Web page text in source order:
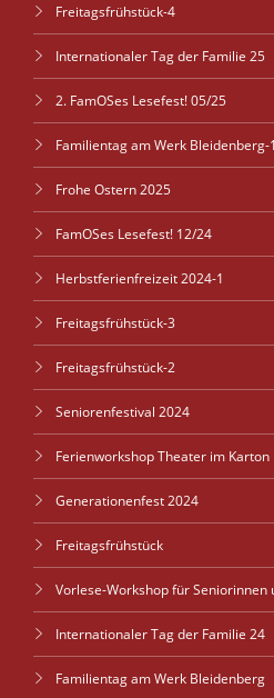
Freitagsfrühstück-4
Internationaler Tag der Familie 25
2. FamOSes Lesefest! 05/25
Familientag am Werk Bleidenberg-
Frohe Ostern 2025
FamOSes Lesefest! 12/24
Herbstferienfreizeit 2024-1
Freitagsfrühstück-3
Freitagsfrühstück-2
Seniorenfestival 2024
Ferienworkshop Theater im Karton
Generationenfest 2024
Freitagsfrühstück
Vorlese-Workshop für Seniorinnen
Internationaler Tag der Familie 24
Familientag am Werk Bleidenberg